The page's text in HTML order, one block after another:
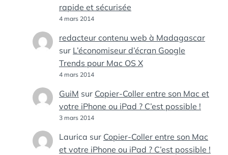
rapide et sécurisée
4 mars 2014
redacteur contenu web à Madagascar
sur L’économiseur d’écran Google
Trends pour Mac OS X
4 mars 2014
GuiM sur Copier-Coller entre son Mac et
votre iPhone ou iPad ? C’est possible !
3 mars 2014
Laurica sur Copier-Coller entre son Mac
et votre iPhone ou iPad ? C’est possible !